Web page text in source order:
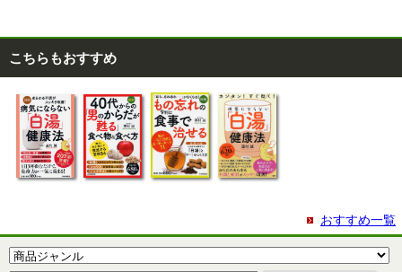
こちらもおすすめ
おすすめ一覧